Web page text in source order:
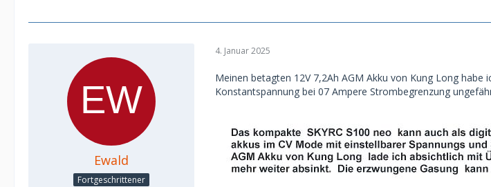
Ewald
Fortgeschrittener
4. Januar 2025
Meinen betagten 12V 7,2Ah AGM Akku von Kung Long
Konstantspannung bei 07 Ampere Strombegrenzung